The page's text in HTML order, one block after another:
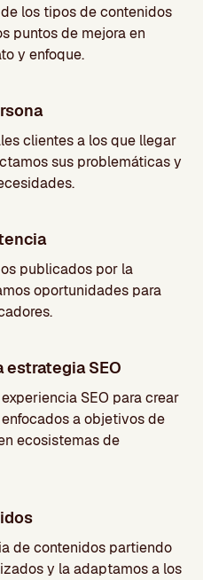
los tipos de contenidos
puntos de mejora en
y enfoque.
clientes a los que llegar
sus problemáticas y
publicados por la
oportunidades para
SEO
SEO para crear
a objetivos de
ecosistemas de
de contenidos partiendo
y la adaptamos a los